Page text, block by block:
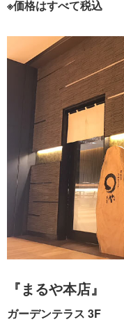
※価格はすべて税込
『まるや本店』
ガーデンテラス 3F